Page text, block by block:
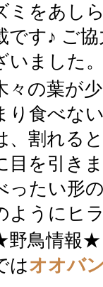
ミをあし
です♪ ご
いました
々の葉が
り食べな
、割れる
目を引き
ったい形
ようにヒ
鳥情報★
はオオバ